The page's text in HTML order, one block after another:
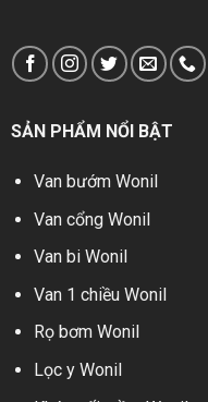
SẢN PHẨM NỔI BẬT
Van bướm Wonil
Van cổng Wonil
Van bi Wonil
Van 1 chiều Wonil
Rọ bơm Wonil
Lọc y Wonil